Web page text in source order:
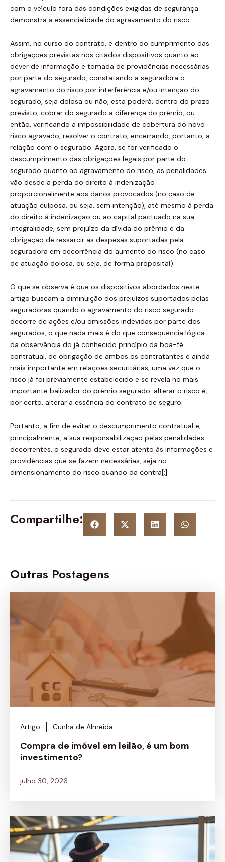
com o veículo fora das condições exigidas de segurança
demonstra a essencialidade do agravamento do risco.
Assim, no curso do contrato, e dentro do cumprimento das
obrigações previstas nos citados dispositivos quanto ao
dever de informação e tomada de providências necessárias
por parte do segurado, constatando a seguradora o
agravamento do risco por interferência e/ou intenção do
segurado, seja dolosa ou não, esta poderá, dentro do prazo
previsto, cobrar do segurado a diferença do prêmio, ou
então, verificando a impossibilidade de cobertura do novo
risco agravado, resolver o contrato, encerrando, portanto, a
relação com o segurado. Agora, se for verificado o
descumprimento das obrigações legais por parte do
segurado quanto ao agravamento do risco, as penalidades
vão desde a perda do direito à indenização
proporcionalmente aos danos provocados (no caso de
atuação culposa, ou seja, sem intenção), até mesmo à perda
do direito à indenização ou ao capital pactuado na sua
integralidade, sem prejuízo da dívida do prêmio e da
obrigação de ressarcir as despesas suportadas pela
seguradora em decorrência do aumento do risco (no caso
de atuação dolosa, ou seja, de forma proposital).
O que se observa é que os dispositivos abordados neste
artigo buscam a diminuição dos prejuízos suportados pelas
seguradoras quando o agravamento do risco segurado
decorre de ações e/ou omissões indevidas por parte dos
segurados, o que nada mais é do que consequência lógica
da observância do já conhecido princípio da boa-fé
contratual, de obrigação de ambos os contratantes e ainda
mais importante em relações securitárias, uma vez que o
risco já foi previamente estabelecido e se revela no mais
importante balizador do prêmio segurado: alterar o risco é,
por certo, alterar a essência do contrato de seguro.
Portanto, a fim de evitar o descumprimento contratual e,
principalmente, a sua responsabilização pelas penalidades
decorrentes, o segurado deve estar atento às informações e
providências que se fazem necessárias, seja no
dimensionamento do risco quando da contra[:]
Compartilhe:
Outras Postagens
Artigo Cunha de Almeida
Compra de imóvel em leilão, é um bom
investimento?
julho 30, 2026